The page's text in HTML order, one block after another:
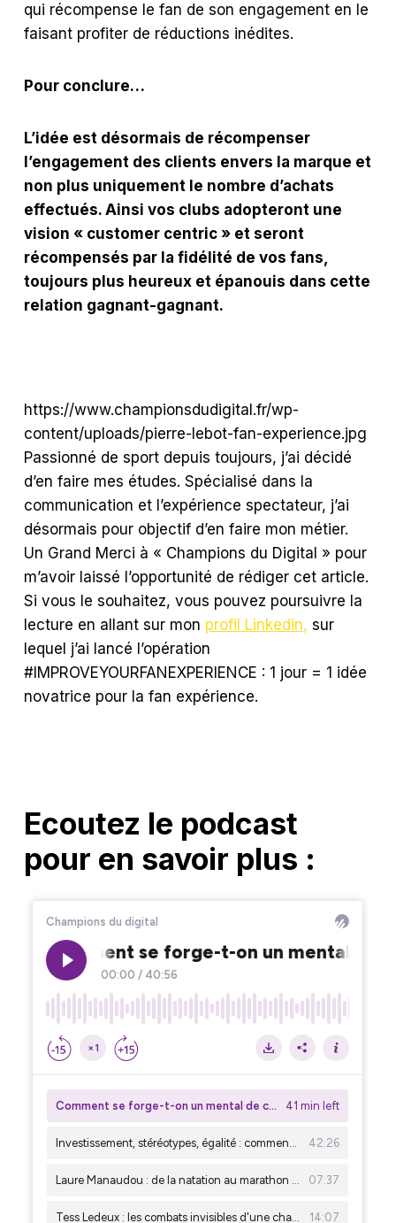
qui récompense le fan de son engagement en le
faisant profiter de réductions inédites.
Pour conclure…
L’idée est désormais de récompenser
l’engagement des clients envers la marque et
non plus uniquement le nombre d’achats
effectués. Ainsi vos clubs adopteront une
vision « customer centric » et seront
récompensés par la fidélité de vos fans,
toujours plus heureux et épanouis dans cette
relation gagnant-gagnant.
https://www.championsdudigital.fr/wp-
content/uploads/pierre-lebot-fan-experience.jpg
Passionné de sport depuis toujours, j’ai décidé
d’en faire mes études. Spécialisé dans la
communication et l’expérience spectateur, j’ai
désormais pour objectif d’en faire mon métier.
Un Grand Merci à « Champions du Digital » pour
m’avoir laissé l’opportunité de rédiger cet article.
Si vous le souhaitez, vous pouvez poursuivre la
lecture en allant sur mon profil Linkedin, sur
lequel j’ai lancé l’opération
#IMPROVEYOURFANEXPERIENCE : 1 jour = 1 idée
novatrice pour la fan expérience.
Ecoutez le podcast
pour en savoir plus :